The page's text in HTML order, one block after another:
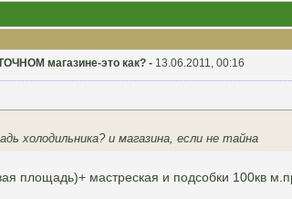
магазине-это как? - 13.06.2011, 00:16
холодильника? и магазина, если не тайна
площадь)+ мастреская и подсобки 100кв